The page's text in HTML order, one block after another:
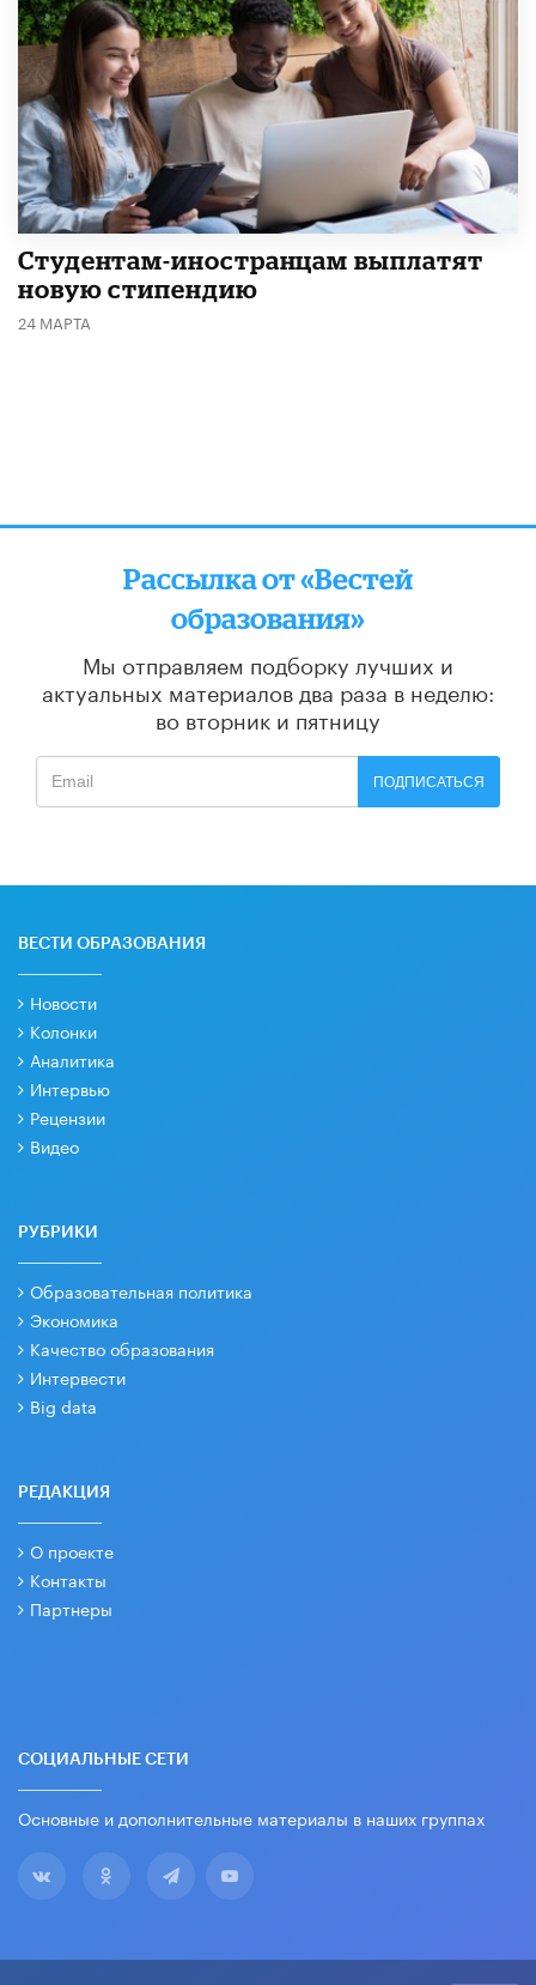
Студентам-иностранцам выплатят
новую стипендию
24 МАРТА
Рассылка от «Вестей
образования»
Мы отправляем подборку лучших и
актуальных материалов два раза в неделю:
во вторник и пятницу
ПОДПИСАТЬСЯ
ВЕСТИ ОБРАЗОВАНИЯ
Новости
Колонки
Аналитика
Интервью
Рецензии
Видео
РУБРИКИ
Образовательная политика
Экономика
Качество образования
Интервести
Big data
РЕДАКЦИЯ
О проекте
Контакты
Партнеры
СОЦИАЛЬНЫЕ СЕТИ
Основные и дополнительные материалы в наших группах